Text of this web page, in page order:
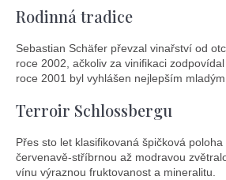
Rodinná tradice
Sebastian Schäfer převzal vinařství od
roce 2002, ačkoliv za vinifikaci
roce 2001 byl vyhlášen nejlepším
Terroir Schlossbergu
Přes sto let klasifikovaná špičková
červenavě-stříbrnou až modravou
vínu výraznou fruktovanost a mineralitu.